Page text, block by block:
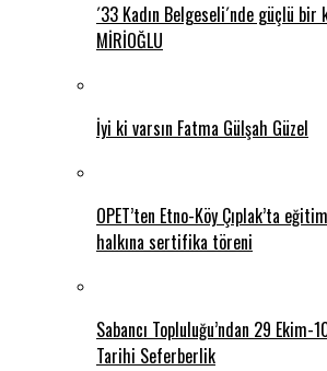
´33 Kadın Belgeseli´nde güçlü bir
MİRİOĞLU
İyi ki varsın Fatma Gülşah Güzel
OPET’ten Etno-Köy Çıplak’ta
halkına sertifika töreni
Sabancı Topluluğu’ndan 29 Ekim-
Tarihi Seferberlik